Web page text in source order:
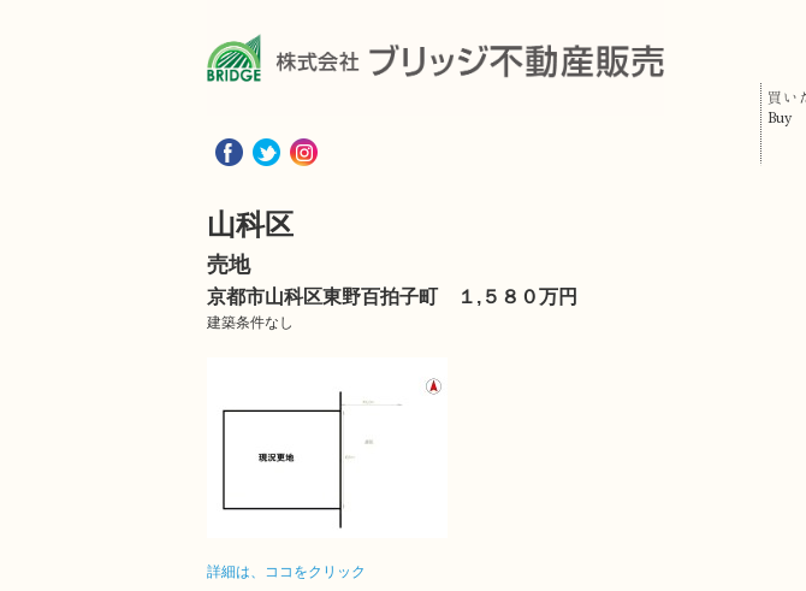
買い
Buy
山科区
売地
京都市山科区東野百拍子町 １,５８０万円
建築条件なし
詳細は、ココをクリック